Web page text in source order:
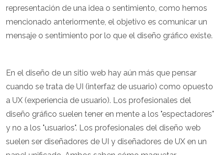
representación de una idea o sentimiento, como hemos
mencionado anteriormente, el objetivo es comunicar un
mensaje o sentimiento por lo que el diseño gráfico existe.
En el diseño de un sitio web hay aún más que pensar
cuando se trata de UI (interfaz de usuario) como opuesto
a UX (experiencia de usuario). Los profesionales del
diseño gráfico suelen tener en mente a los "espectadores"
y no a los "usuarios". Los profesionales del diseño web
suelen ser diseñadores de UI y diseñadores de UX en un